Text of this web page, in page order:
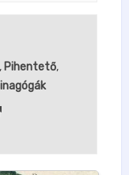
, Pihentető,